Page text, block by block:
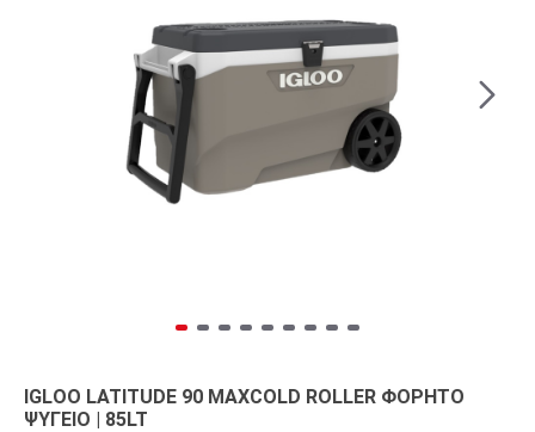
IGLOO LATITUDE 90 MAXCOLD ROLLER ΦΟΡΗΤΌ
ΨΥΓΕΊΟ | 85LT